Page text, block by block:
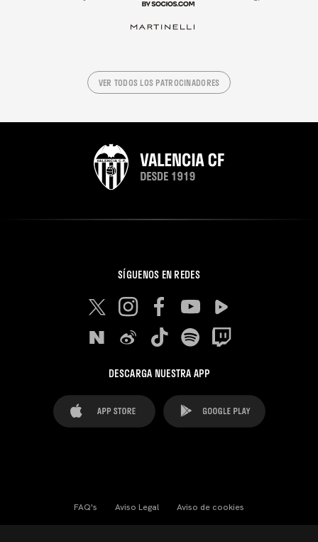
VER TODOS LOS PATROCINADORES
SÍGUENOS EN REDES
DESCARGA NUESTRA APP
FAQ's Aviso Legal Aviso de cookies